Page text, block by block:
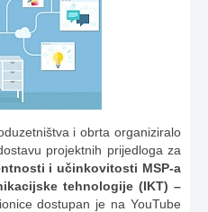
i obrta organiziralo
projektnih prijedloga za
i učinkovitosti MSP-a
tehnologije (IKT) –
dostupan je na YouTube